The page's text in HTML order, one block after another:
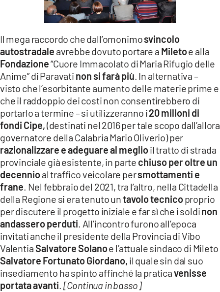
LACITYMAG.IT
COSENZACHANNEL.IT
ILVIBONESE.IT
CATANZAROCHANNEL.IT
LACAPITALENEWS.IT
App
ANDROID
APPLE
Il mega raccordo che dall’omonimosvincolo
autostradale avrebbe dovuto portare a Miletoe alla
Fondazione“Cuore Immacolato di Maria Rifugio delle
Anime” di Paravati non si farà più. In alternativa –
visto che l’esorbitante aumento delle materie prime e
che il raddoppio dei costi non consentirebbero di
portarlo a termine – si utilizzeranno i20 milioni di
fondi Cipe,(destinati nel 2016 per tale scopo dall’allora
governatore della Calabria Mario Oliverio) per
razionalizzare e adeguare al meglioil tratto di strada
provinciale già esistente, in parte chiuso per oltre un
decennioal traffico veicolare persmottamenti e
frane. Nel febbraio del 2021, tra l’altro, nella Cittadella
della Regione si era tenuto untavolo tecnicoproprio
per discutere il progetto iniziale e far sì che i soldinon
andassero perduti. All’incontro furono all’epoca
invitati anche il presidente della Provincia di Vibo
ValentiaSalvatore Solanoe l’attuale sindaco di Mileto
Salvatore Fortunato Giordano, il quale sin dal suo
insediamento ha spinto affinché la praticavenisse
portata avanti. [Continua in basso]